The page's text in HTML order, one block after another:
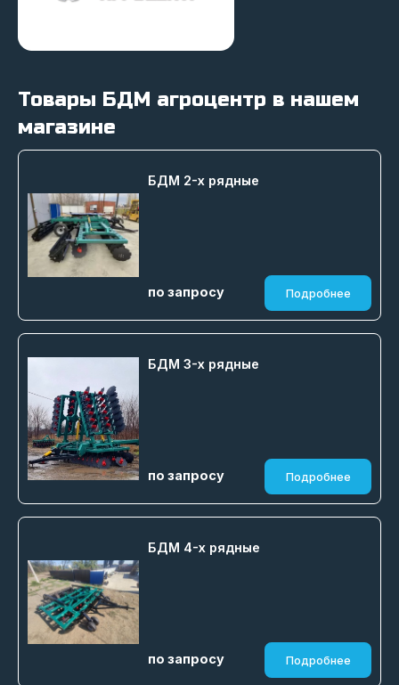
Товары БДМ агроцентр в нашем
магазине
БДМ 2-х рядные
по запросу Подробнее
БДМ 3-х рядные
по запросу Подробнее
БДМ 4-х рядные
по запросу Подробнее